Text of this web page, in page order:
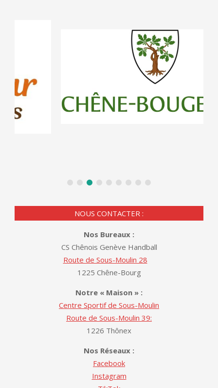
NOUS CONTACTER :
Nos Bureaux :
CS Chênois Genève Handball
Route de Sous-Moulin 28
1225 Chêne-Bourg
Notre « Maison » :
Centre Sportif de Sous-Moulin
Route de Sous-Moulin 39:
1226 Thônex
Nos Réseaux :
Facebook
Instagram